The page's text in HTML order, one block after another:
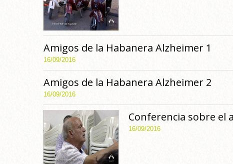
Amigos de la Habanera Alzheimer 1
16/09/2016
Amigos de la Habanera Alzheimer 2
16/09/2016
Conferencia sobre el
16/09/2016